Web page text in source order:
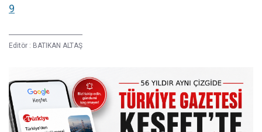
9
Editör : BATIKAN ALTAŞ